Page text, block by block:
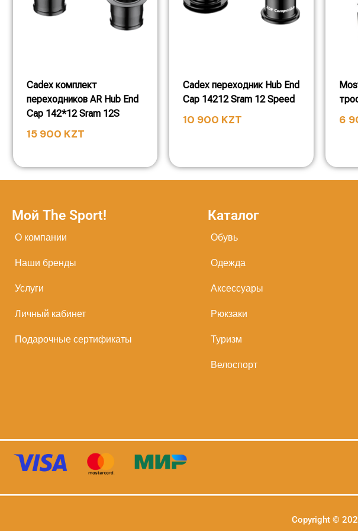
Cadex комплект
переходников AR Hub End
Cap 142*12 Sram 12S
15 900 KZT
Cadex переходник Hub End
Cap 14212 Sram 12 Speed
10 900 KZT 6
Мой The Sport!
О компании
Наши бренды
Услуги
Личный кабинет
Подарочные сертификаты
Каталог
Обувь
Одежда
Аксессуары
Рюкзаки
Туризм
Велоспорт
Copyright ©